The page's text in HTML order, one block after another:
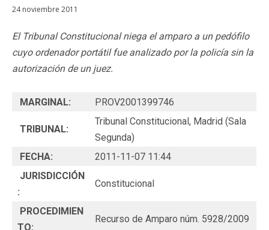
24 noviembre 2011
El Tribunal Constitucional niega el amparo a un pedófilo
cuyo ordenador portátil fue analizado por la policía sin la
autorización de un juez.
MARGINAL: PROV2001399746
TRIBUNAL:
Tribunal Constitucional, Madrid (Sala
Segunda)
FECHA:
2011-11-07 11:44
JURISDICCIÓN
:
Constitucional
PROCEDIMIEN
TO:
Recurso de Amparo núm. 5928/2009